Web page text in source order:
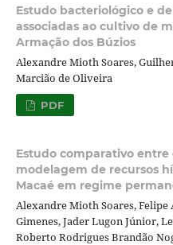
Estudo bacteriológico e
associadas ao cultivo de
Armação dos Búzios
Alexandre Mioth Soares,
Marcião de Oliveira
PDF
Estudo comparativo
modelagem de recursos
Macaé em regime
Alexandre Mioth Soares, Felipe
Gimenes, Jader Lugon Júnior,
Roberto Rodrigues Brandão